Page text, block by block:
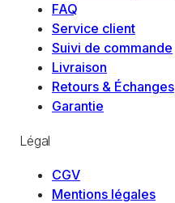
FAQ
Service client
Suivi de commande
Livraison
Retours & Échanges
Garantie
Légal
CGV
Mentions légales